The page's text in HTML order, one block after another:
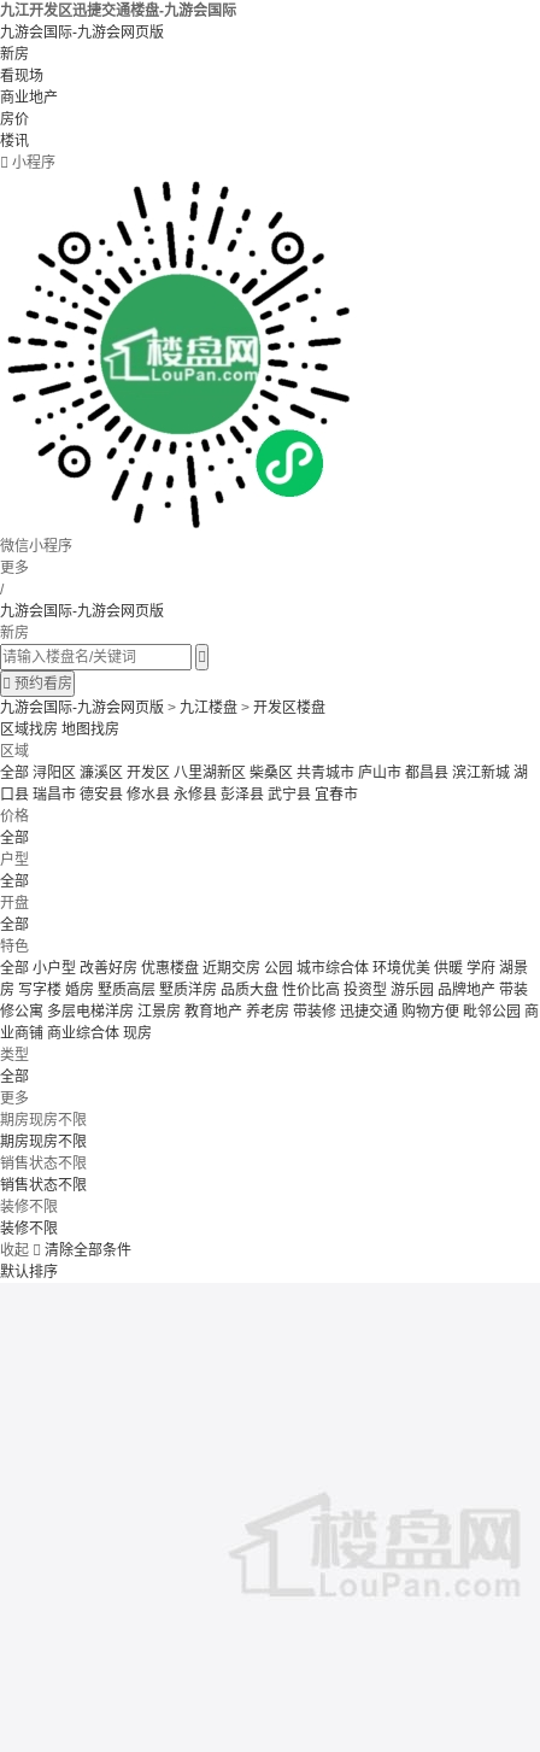
九江开发区迅捷交通楼盘-九游会国际
九游会国际-九游会网页版
新房
看现场
商业地产
房价
楼讯
 小程序
微信小程序
更多
/
九游会国际-九游会网页版
新房

 预约看房
九游会国际-九游会网页版 > 九江楼盘 > 开发区楼盘
区域找房 地图找房
区域
全部 浔阳区 濂溪区 开发区 八里湖新区 柴桑区 共青城市 庐山市 都昌县 滨江新城 湖
口县 瑞昌市 德安县 修水县 永修县 彭泽县 武宁县 宜春市
价格
全部
户型
全部
开盘
全部
特色
全部 小户型 改善好房 优惠楼盘 近期交房 公园 城市综合体 环境优美 供暖 学府 湖景
房 写字楼 婚房 墅质高层 墅质洋房 品质大盘 性价比高 投资型 游乐园 品牌地产 带装
修公寓 多层电梯洋房 江景房 教育地产 养老房 带装修 迅捷交通 购物方便 毗邻公园 商
业商铺 商业综合体 现房
类型
全部
更多
期房现房不限
期房现房不限
销售状态不限
销售状态不限
装修不限
装修不限
收起  清除全部条件
默认排序